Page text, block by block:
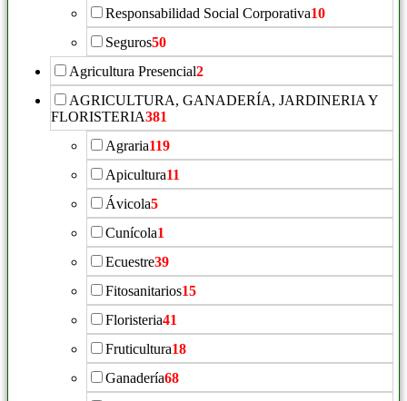
Responsabilidad Social Corporativa10
Seguros50
Agricultura Presencial2
AGRICULTURA, GANADERÍA, JARDINERIA Y
FLORISTERIA381
Agraria119
Apicultura11
Ávicola5
Cunícola1
Ecuestre39
Fitosanitarios15
Floristeria41
Fruticultura18
Ganadería68